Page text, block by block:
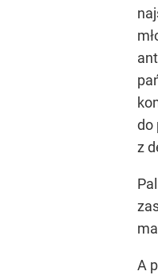
do
z
A